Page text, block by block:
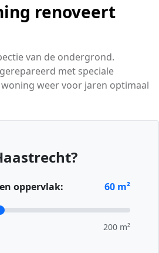
renoveert
van de ondergrond.
met speciale
weer voor jaren optimaal
oppervlak: 60 m²
200 m²